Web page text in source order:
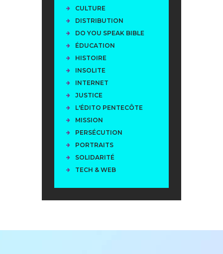
CULTURE
DISTRIBUTION
DO YOU SPEAK BIBLE
ÉDUCATION
HISTOIRE
INSOLITE
INTERNET
JUSTICE
L'ÉDITO PENTECÔTE
MISSION
PERSÉCUTION
PORTRAITS
SOLIDARITÉ
TECH & WEB